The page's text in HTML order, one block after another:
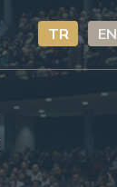
TR EN